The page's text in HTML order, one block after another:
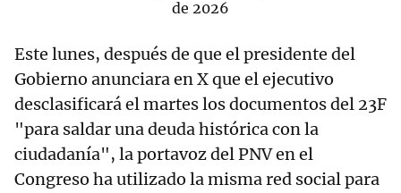
de 2026
Este lunes, después de que el presidente del
Gobierno anunciara en X que el ejecutivo
desclasificará el martes los documentos del 23F
"para saldar una deuda histórica con la
ciudadanía", la portavoz del PNV en el
Congreso ha utilizado la misma red social para